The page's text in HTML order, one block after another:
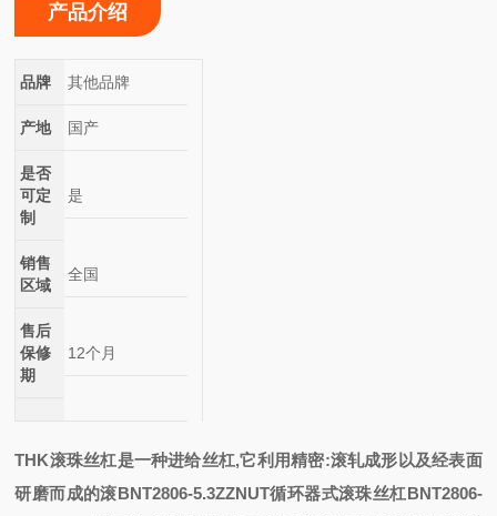
产品介绍
品牌 其他品牌
产地 国产
是否
可定
制
是
销售
区域
全国
售后
保修
期
12个月
THK滚珠丝杠是一种进给丝杠,它利用精密:滚轧成形以及经表面
研磨而成的滚BNT2806-5.3ZZNUT循环器式滚珠丝杠BNT2806-